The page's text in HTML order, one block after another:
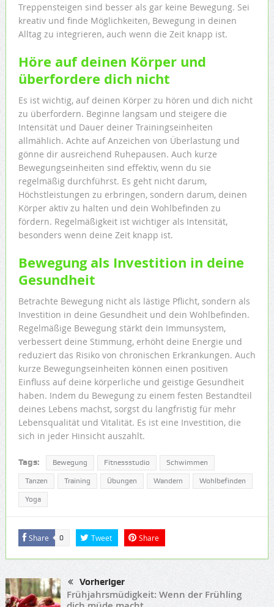
Treppensteigen sind besser als gar keine Bewegung. Sei
kreativ und finde Möglichkeiten, Bewegung in deinen
Alltag zu integrieren, auch wenn die Zeit knapp ist.
Höre auf deinen Körper und
überfordere dich nicht
Es ist wichtig, auf deinen Körper zu hören und dich nicht
zu überfordern. Beginne langsam und steigere die
Intensität und Dauer deiner Trainingseinheiten
allmählich. Achte auf Anzeichen von Überlastung und
gönne dir ausreichend Ruhepausen. Auch kurze
Bewegungseinheiten sind effektiv, wenn du sie
regelmäßig durchführst. Es geht nicht darum,
Höchstleistungen zu erbringen, sondern darum, deinen
Körper aktiv zu halten und dein Wohlbefinden zu
fördern. Regelmäßigkeit ist wichtiger als Intensität,
besonders wenn deine Zeit knapp ist.
Bewegung als Investition in deine
Gesundheit
Betrachte Bewegung nicht als lästige Pflicht, sondern als
Investition in deine Gesundheit und dein Wohlbefinden.
Regelmäßige Bewegung stärkt dein Immunsystem,
verbessert deine Stimmung, erhöht deine Energie und
reduziert das Risiko von chronischen Erkrankungen. Auch
kurze Bewegungseinheiten können einen positiven
Einfluss auf deine körperliche und geistige Gesundheit
haben. Indem du Bewegung zu einem festen Bestandteil
deines Lebens machst, sorgst du langfristig für mehr
Lebensqualität und Vitalität. Es ist eine Investition, die
sich in jeder Hinsicht auszahlt.
Tags: Bewegung Fitnessstudio Schwimmen
Tanzen Training Übungen Wandern Wohlbefinden
Yoga
Share 0 Tweet Share
Vorheriger
Frühjahrsmüdigkeit: Wenn der Frühling